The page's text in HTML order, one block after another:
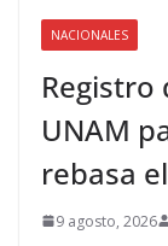
NACIONALES
Registro
UNAM
rebasa
9 agosto, 2026